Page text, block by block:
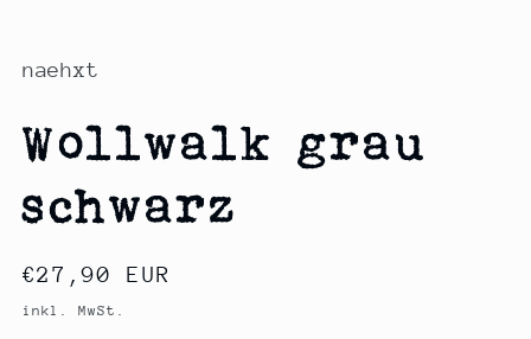
naehxt
Wollwalk grau
schwarz
Normaler
Preis
€27,90 EUR
inkl. MwSt.